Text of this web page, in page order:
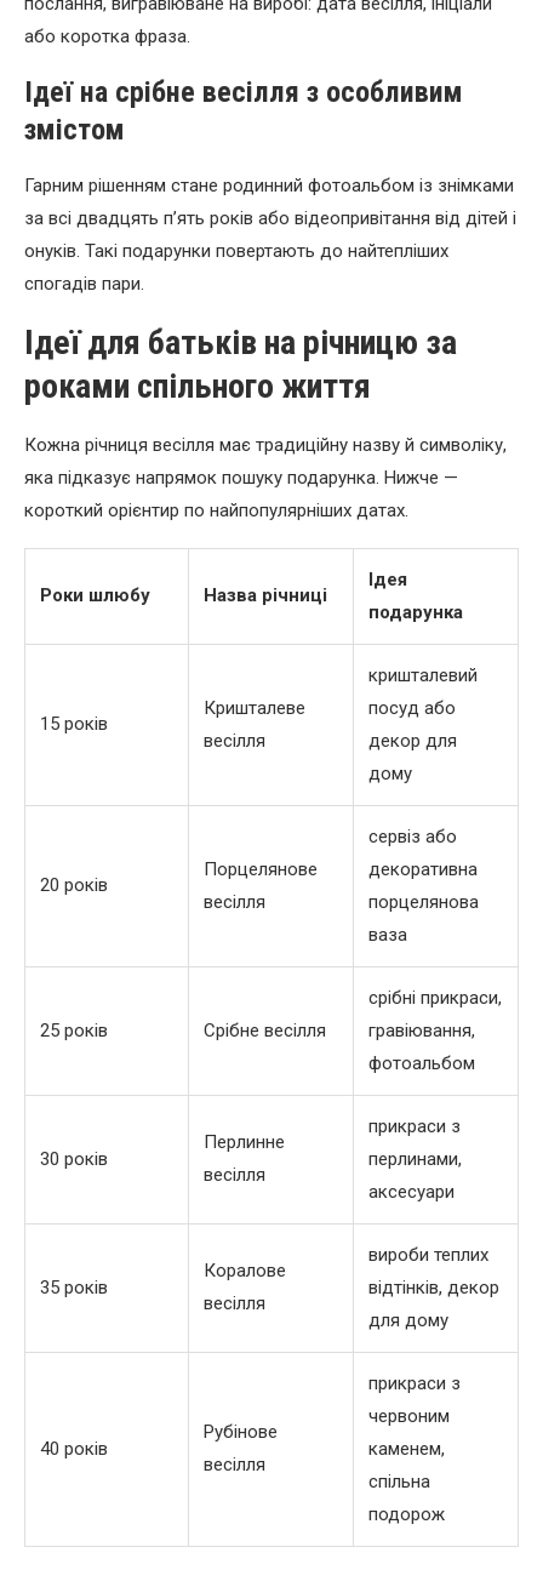
або коротка фраза.
Ідеї на срібне весілля з особливим
змістом
Гарним рішенням стане родинний фотоальбом із знімками
за всі двадцять п’ять років або відеопривітання від дітей і
онуків. Такі подарунки повертають до найтепліших
спогадів пари.
Ідеї для батьків на річницю за
роками спільного життя
Кожна річниця весілля має традиційну назву й символіку,
яка підказує напрямок пошуку подарунка. Нижче —
короткий орієнтир по найпопулярніших датах.
Роки шлюбу Назва річниці
Ідея
подарунка
15 років
Кришталеве
весілля
кришталевий
посуд або
декор для
дому
20 років
Порцелянове
весілля
сервіз або
декоративна
порцелянова
ваза
25 років Срібне весілля
срібні прикраси,
гравіювання,
фотоальбом
30 років
Перлинне
весілля
прикраси з
перлинами,
аксесуари
35 років
Коралове
весілля
вироби теплих
відтінків, декор
для дому
40 років
Рубінове
весілля
прикраси з
червоним
каменем,
спільна
подорож